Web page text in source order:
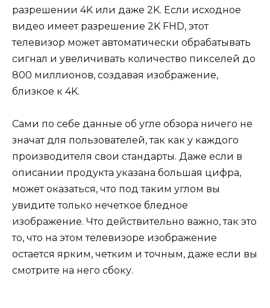
разрешении 4K или даже 2K. Если исходное
видео имеет разрешение 2K FHD, этот
телевизор может автоматически обрабатывать
сигнал и увеличивать количество пикселей до
800 миллионов, создавая изображение,
близкое к 4K.
Сами по себе данные об угле обзора ничего не
значат для пользователей, так как у каждого
производителя свои стандарты. Даже если в
описании продукта указана большая цифра,
может оказаться, что под таким углом вы
увидите только нечеткое бледное
изображение. Что действительно важно, так это
то, что на этом телевизоре изображение
остается ярким, четким и точным, даже если вы
смотрите на него сбоку.